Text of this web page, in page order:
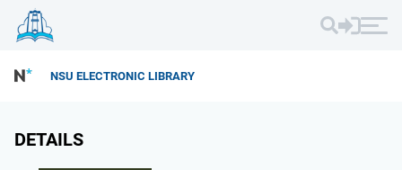
NSU ELECTRONIC LIBRARY
DETAILS